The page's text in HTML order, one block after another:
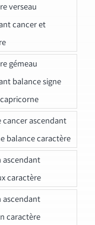
verseau
cancer et
gémeau
balance signe
cancer ascendant
balance caractère
ascendant
caractère
ascendant
caractère